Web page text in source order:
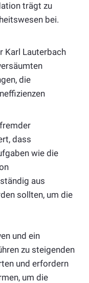
trägt zu
bei.
Karl Lauterbach
die
dass
wie die
aus
sollten, um die
und ein
zu steigenden
und erfordern
um die